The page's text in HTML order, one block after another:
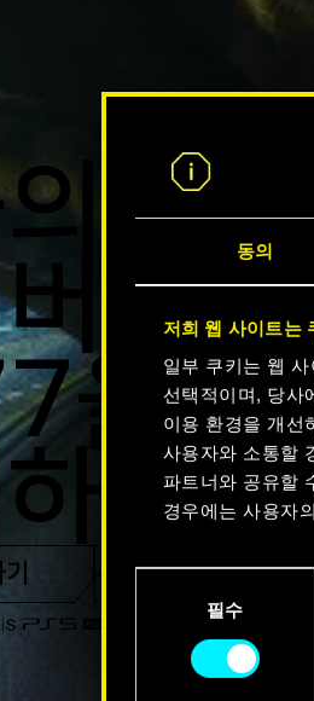
동의
저희 웹 사이트는
일부 쿠키는 웹
선택적이며, 당사
이용 환경을 개선
사용자와 소통할
파트너와 공유할
경우에는 사용자
쿠키 사용에 관한
수 있습니다.
필수
펑크
을 지
세요
트레일러 보기